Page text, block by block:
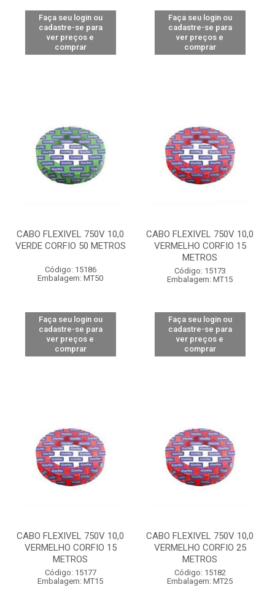
Faça seu login ou
cadastre-se para
ver preços e
comprar
Faça seu login ou
cadastre-se para
ver preços e
comprar
CABO FLEXIVEL 750V 10,0
VERDE CORFIO 50 METROS
Código: 15186
Embalagem: MT50
Faça seu login ou
cadastre-se para
ver preços e
comprar
CABO FLEXIVEL 750V 10,0
VERMELHO CORFIO 15
METROS
Código: 15173
Embalagem: MT15
Faça seu login ou
cadastre-se para
ver preços e
comprar
CABO FLEXIVEL 750V 10,0
VERMELHO CORFIO 15
METROS
Código: 15177
Embalagem: MT15
CABO FLEXIVEL 750V 10,0
VERMELHO CORFIO 25
METROS
Código: 15182
Embalagem: MT25